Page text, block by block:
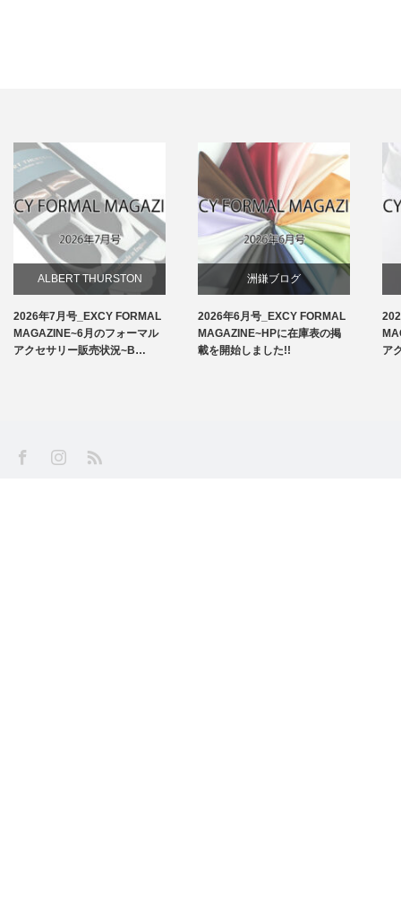
ALBERT THURSTON
お知らせ
2026年7月号_EXCY FORMAL
MAGAZINE~6月のフォーマル
アクセサリー販売状況~B…
洲鎌ブログ
2026年6月号_EXCY FORMAL
MAGAZINE~HPに在庫表の掲
載を開始しました!!
ア
FacebookInstagram